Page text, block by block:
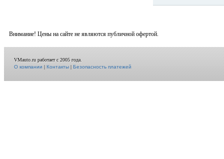
Внимание! Цены на сайте не являются публичной офертой.
VMauto.ru работает с 2005 года.
О компании|Контакты|Безопасность платежей